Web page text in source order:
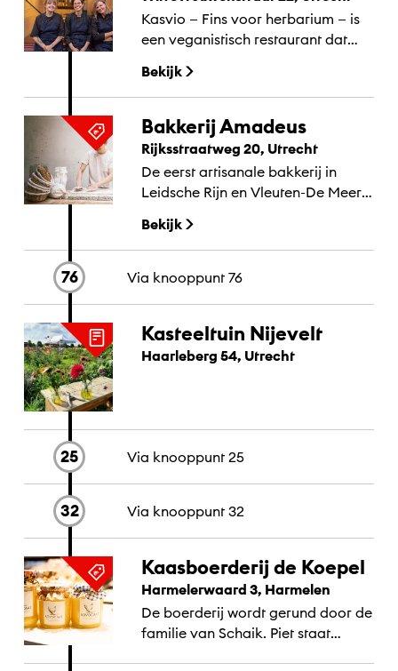
Kasvio — Fins voor herbarium — is
een veganistisch restaurant dat
serveert die van biologische
ingrediënten worden gemaakt.
Bekijk
Bakkerij Amadeus
Rijksstraatweg 20, Utrecht
De eerst artisanale bakkerij in
Leidsche Rijn en Vleuten-De Meern,
Metaal Kathedraal.
Bekijk
76 Via knooppunt 76
Kasteeltuin Nijevelt
Haarleberg 54, Utrecht
25 Via knooppunt 25
32 Via knooppunt 32
Kaasboerderij de Koepel
Harmelerwaard 3, Harmelen
De boerderij wordt gerund door de
familie van Schaik. Piet staat